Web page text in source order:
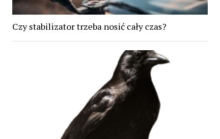
Czy stabilizator trzeba nosić cały czas?